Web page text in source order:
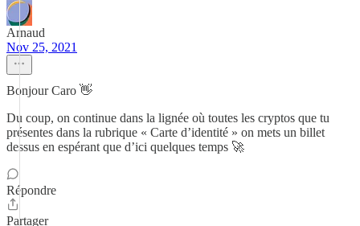
Arnaud
Nov 25, 2021
Bonjour Caro 👋
Du coup, on continue dans la lignée où toutes les cryptos que tu
présentes dans la rubrique « Carte d’identité » on mets un billet
dessus en espérant que d’ici quelques temps 🚀
Répondre
Partager